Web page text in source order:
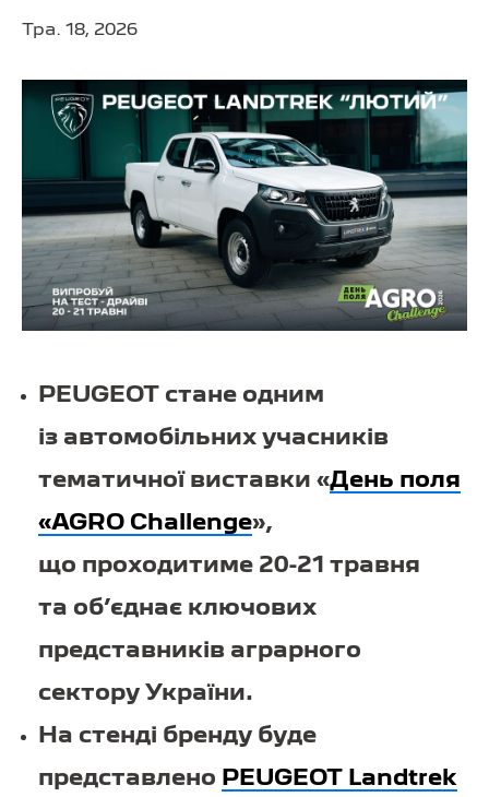
Тра. 18, 2026
PEUGEOT стане одним
із автомобільних учасників
тематичної виставки «День поля
«AGRO Challenge»,
що проходитиме 20-21 травня
та об’єднає ключових
представників аграрного
сектору України.
На стенді бренду буде
представлено PEUGEOT Landtrek